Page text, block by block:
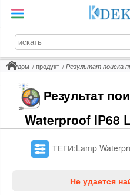
дом продукт Результат поиска
Результат
Waterproof IP68
ТЕГИ:Lamp
Не удается